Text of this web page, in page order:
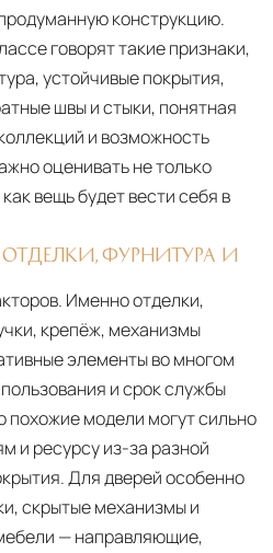
конструкцию.
говорят такие признаки,
устойчивые покрытия,
швы и стыки, понятная
и возможность
оценивать не только
вещь будет вести себя в
ФУРНИТУРА И
Именно отделки,
крепёж, механизмы
элементы во многом
и срок службы
похожие модели могут сильно
и ресурсу из-за разной
Для дверей особенно
скрытые механизмы и
— направляющие,